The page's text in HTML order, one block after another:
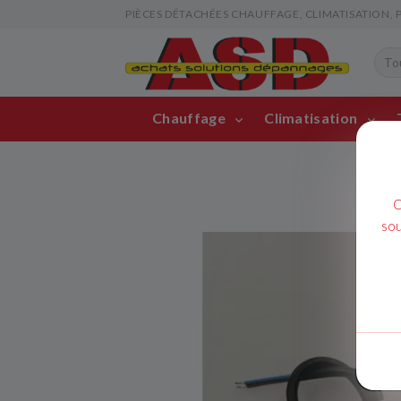
PIÈCES DÉTACHÉES CHAUFFAGE, CLIMATISATION,
Chauffage Climatisation